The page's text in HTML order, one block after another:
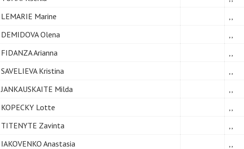
LEMARIE Marine
,,
DEMIDOVA Olena
,,
FIDANZA Arianna
,,
SAVELIEVA Kristina
,,
JANKAUSKAITE Milda
,,
KOPECKY Lotte
,,
TITENYTE Zavinta
,,
IAKOVENKO Anastasia
,,